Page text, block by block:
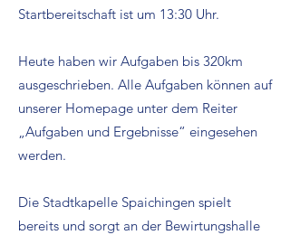
Startbereitschaft ist um 13:30 Uhr.
Heute haben wir Aufgaben bis 320km
ausgeschrieben. Alle Aufgaben können auf
unserer Homepage unter dem Reiter
„Aufgaben und Ergebnisse“ eingesehen
werden.
Die Stadtkapelle Spaichingen spielt
bereits und sorgt an der Bewirtungshalle